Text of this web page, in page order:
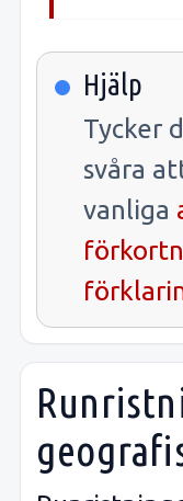
Hjälp
Tycker
svåra
vanliga